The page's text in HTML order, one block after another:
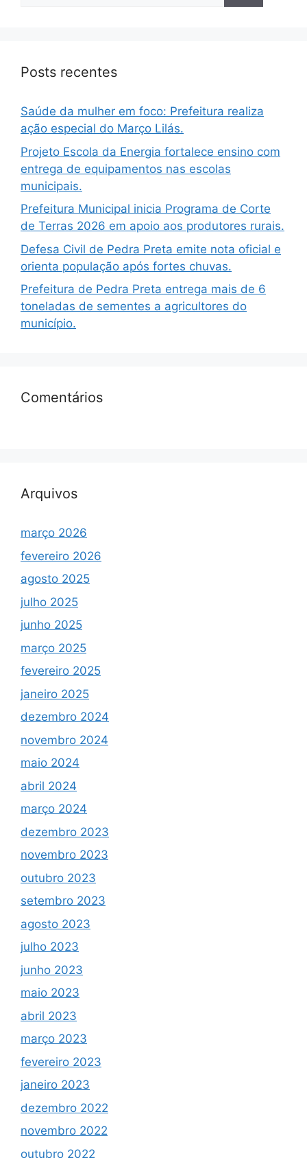
Posts recentes
Saúde da mulher em foco: Prefeitura realiza
ação especial do Março Lilás.
Projeto Escola da Energia fortalece ensino com
entrega de equipamentos nas escolas
municipais.
Prefeitura Municipal inicia Programa de Corte
de Terras 2026 em apoio aos produtores rurais.
Defesa Civil de Pedra Preta emite nota oficial e
orienta população após fortes chuvas.
Prefeitura de Pedra Preta entrega mais de 6
toneladas de sementes a agricultores do
município.
Comentários
Arquivos
março 2026
fevereiro 2026
agosto 2025
julho 2025
junho 2025
março 2025
fevereiro 2025
janeiro 2025
dezembro 2024
novembro 2024
maio 2024
abril 2024
março 2024
dezembro 2023
novembro 2023
outubro 2023
setembro 2023
agosto 2023
julho 2023
junho 2023
maio 2023
abril 2023
março 2023
fevereiro 2023
janeiro 2023
dezembro 2022
novembro 2022
outubro 2022